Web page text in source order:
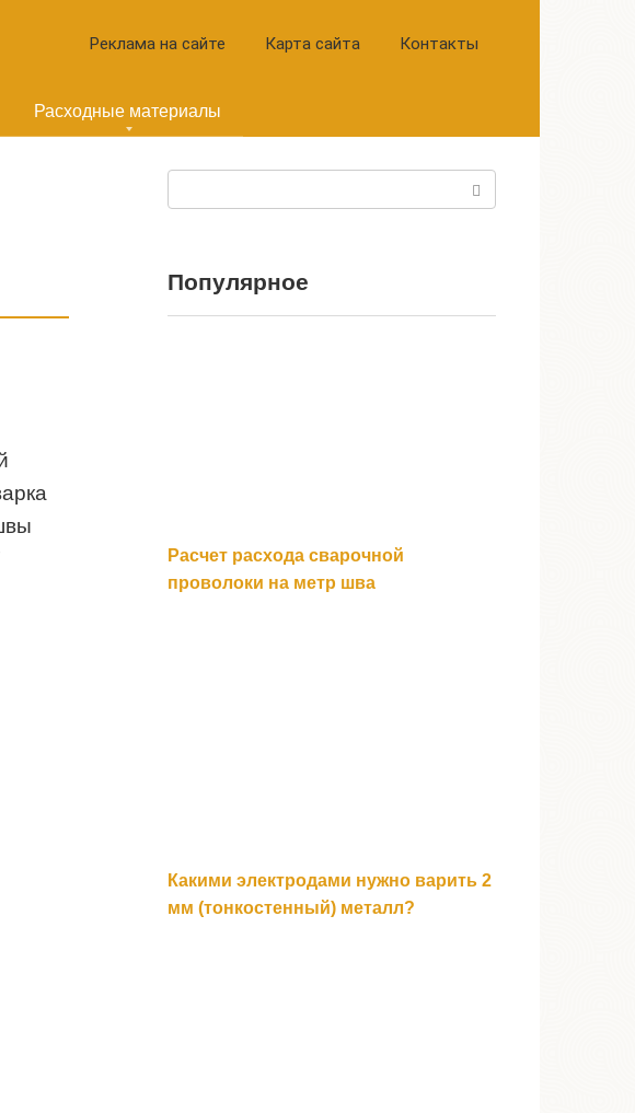
Реклама на сайте Карта сайта Контакты
Расходные материалы
Популярное
Расчет расхода сварочной
проволоки на метр шва
Какими электродами нужно варить 2
мм (тонкостенный) металл?